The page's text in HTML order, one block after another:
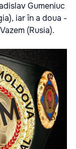
Gumeniuc
iar în a doua -
(Rusia).